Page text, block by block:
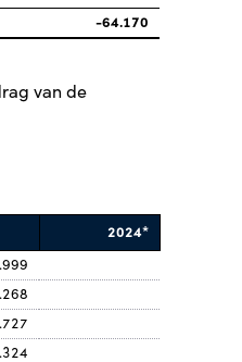
-64.170
van de
2024*